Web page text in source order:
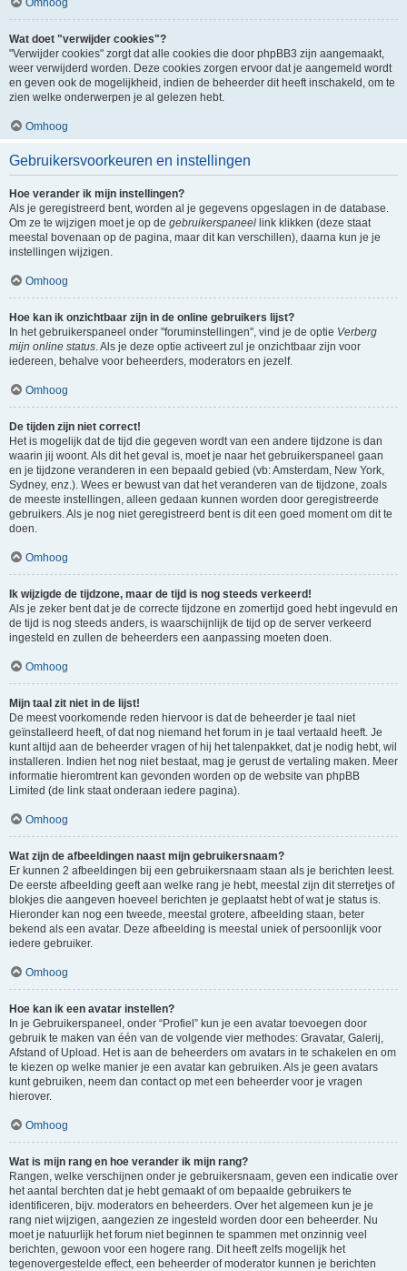
Omhoog
Wat doet "verwijder cookies"?
"Verwijder cookies" zorgt dat alle cookies die door phpBB3 zijn aangemaakt,
weer verwijderd worden. Deze cookies zorgen ervoor dat je aangemeld wordt
en geven ook de mogelijkheid, indien de beheerder dit heeft inschakeld, om te
zien welke onderwerpen je al gelezen hebt.
Omhoog
Gebruikersvoorkeuren en instellingen
Hoe verander ik mijn instellingen?
Als je geregistreerd bent, worden al je gegevens opgeslagen in de database.
Om ze te wijzigen moet je op de gebruikerspaneel link klikken (deze staat
meestal bovenaan op de pagina, maar dit kan verschillen), daarna kun je je
instellingen wijzigen.
Omhoog
Hoe kan ik onzichtbaar zijn in de online gebruikers lijst?
In het gebruikerspaneel onder "foruminstellingen", vind je de optie Verberg
mijn online status. Als je deze optie activeert zul je onzichtbaar zijn voor
iedereen, behalve voor beheerders, moderators en jezelf.
Omhoog
De tijden zijn niet correct!
Het is mogelijk dat de tijd die gegeven wordt van een andere tijdzone is dan
waarin jij woont. Als dit het geval is, moet je naar het gebruikerspaneel gaan
en je tijdzone veranderen in een bepaald gebied (vb: Amsterdam, New York,
Sydney, enz.). Wees er bewust van dat het veranderen van de tijdzone, zoals
de meeste instellingen, alleen gedaan kunnen worden door geregistreerde
gebruikers. Als je nog niet geregistreerd bent is dit een goed moment om dit te
doen.
Omhoog
Ik wijzigde de tijdzone, maar de tijd is nog steeds verkeerd!
Als je zeker bent dat je de correcte tijdzone en zomertijd goed hebt ingevuld en
de tijd is nog steeds anders, is waarschijnlijk de tijd op de server verkeerd
ingesteld en zullen de beheerders een aanpassing moeten doen.
Omhoog
Mijn taal zit niet in de lijst!
De meest voorkomende reden hiervoor is dat de beheerder je taal niet
geïnstalleerd heeft, of dat nog niemand het forum in je taal vertaald heeft. Je
kunt altijd aan de beheerder vragen of hij het talenpakket, dat je nodig hebt, wil
installeren. Indien het nog niet bestaat, mag je gerust de vertaling maken. Meer
informatie hieromtrent kan gevonden worden op de website van phpBB
Limited (de link staat onderaan iedere pagina).
Omhoog
Wat zijn de afbeeldingen naast mijn gebruikersnaam?
Er kunnen 2 afbeeldingen bij een gebruikersnaam staan als je berichten leest.
De eerste afbeelding geeft aan welke rang je hebt, meestal zijn dit sterretjes of
blokjes die aangeven hoeveel berichten je geplaatst hebt of wat je status is.
Hieronder kan nog een tweede, meestal grotere, afbeelding staan, beter
bekend als een avatar. Deze afbeelding is meestal uniek of persoonlijk voor
iedere gebruiker.
Omhoog
Hoe kan ik een avatar instellen?
In je Gebruikerspaneel, onder “Profiel” kun je een avatar toevoegen door
gebruik te maken van één van de volgende vier methodes: Gravatar, Galerij,
Afstand of Upload. Het is aan de beheerders om avatars in te schakelen en om
te kiezen op welke manier je een avatar kan gebruiken. Als je geen avatars
kunt gebruiken, neem dan contact op met een beheerder voor je vragen
hierover.
Omhoog
Wat is mijn rang en hoe verander ik mijn rang?
Rangen, welke verschijnen onder je gebruikersnaam, geven een indicatie over
het aantal berchten dat je hebt gemaakt of om bepaalde gebruikers te
identificeren, bijv. moderators en beheerders. Over het algemeen kun je je
rang niet wijzigen, aangezien ze ingesteld worden door een beheerder. Nu
moet je natuurlijk het forum niet beginnen te spammen met onzinnig veel
berichten, gewoon voor een hogere rang. Dit heeft zelfs mogelijk het
tegenovergestelde effect, een beheerder of moderator kunnen je berichten